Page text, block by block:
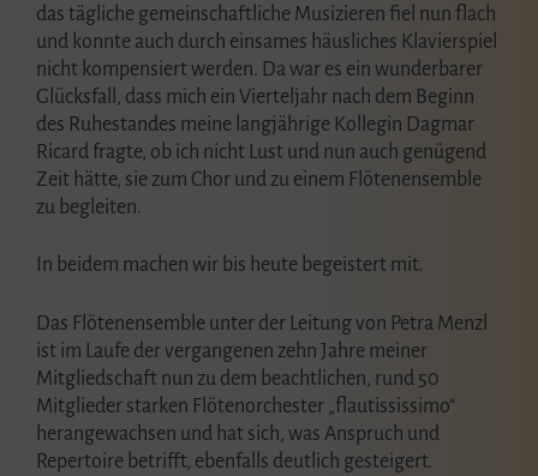
das tägliche gemeinschaftliche Musizieren fiel nun flach
und konnte auch durch einsames häusliches Klavierspiel
nicht kompensiert werden. Da war es ein wunderbarer
Glücksfall, dass mich ein Vierteljahr nach dem Beginn
des Ruhestandes meine langjährige Kollegin Dagmar
Ricard fragte, ob ich nicht Lust und nun auch genügend
Zeit hätte, sie zum Chor und zu einem Flötenensemble
zu begleiten.
In beidem machen wir bis heute begeistert mit.
Das Flötenensemble unter der Leitung von Petra Menzl
ist im Laufe der vergangenen zehn Jahre meiner
Mitgliedschaft nun zu dem beachtlichen, rund 50
Mitglieder starken Flötenorchester „flautississimo“
herangewachsen und hat sich, was Anspruch und
Repertoire betrifft, ebenfalls deutlich gesteigert.